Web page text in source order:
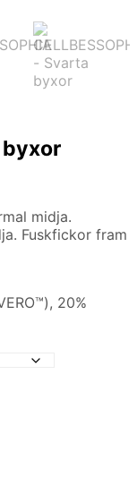
byxor
midja.
Fuskfickor fram
20%